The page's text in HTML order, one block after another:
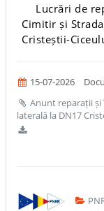
Lucrări de
Cimitir și
Cristeștii-
15-07-2026
Anunt reparații și
laterală la DN17